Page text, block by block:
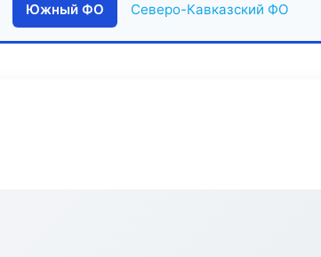
Южный ФО Северо-Кавказский ФО